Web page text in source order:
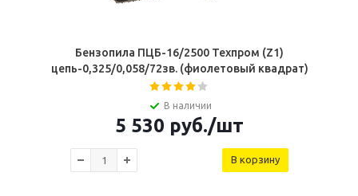
Бензопила ПЦБ-16/2500 Техпром (Z1)
цепь-0,325/0,058/72зв. (фиолетовый квадрат)
В наличии
5 530 руб./шт
В корзину